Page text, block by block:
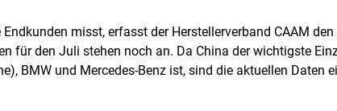
misst, erfasst der Herstellerverband CAAM
für den Juli stehen noch an. Da China der wichtigste
BMW und Mercedes-Benz ist, sind die aktuellen Daten